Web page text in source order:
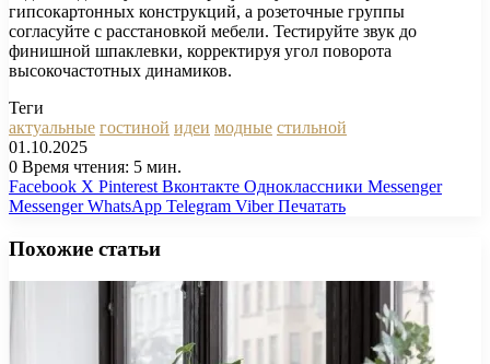
гипсокартонных конструкций, а розеточные группы
согласуйте с расстановкой мебели. Тестируйте звук до
финишной шпаклевки, корректируя угол поворота
высокочастотных динамиков.
Теги
актуальные гостиной идеи модные стильной
01.10.2025
0 Время чтения: 5 мин.
Facebook X Pinterest Вконтакте Одноклассники Messenger
Messenger WhatsApp Telegram Viber Печатать
Похожие статьи